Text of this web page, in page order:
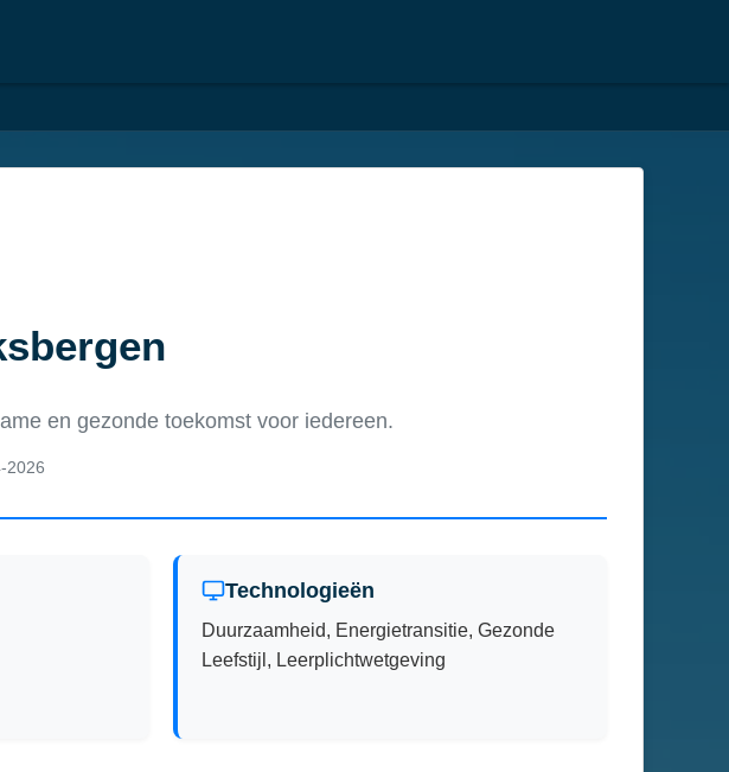
en gezonde toekomst voor iedereen.
2026
Technologieën
Duurzaamheid, Energietransitie, Gezonde
Leefstijl, Leerplichtwetgeving